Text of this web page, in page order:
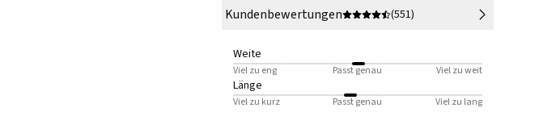
Kundenbewertungen
(551)
Weite
Viel zu eng Passt genau Viel zu weit
Länge
Viel zu kurz Passt genau Viel zu lang